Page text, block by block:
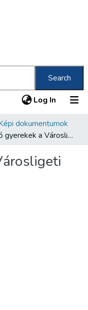
Search
Log In (current)
dokumentumok
[Játszó gyerekek a Városligeti rönkvárnál]